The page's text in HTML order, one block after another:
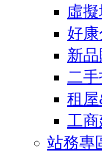
虛
好
新
二
租
工
站務專